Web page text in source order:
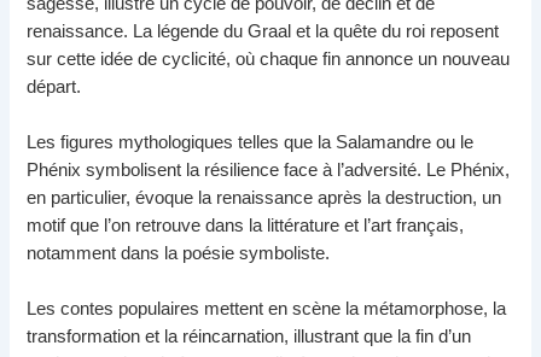
renaissance. La légende du Graal et la quête du roi reposent
sur cette idée de cyclicité, où chaque fin annonce un nouveau
départ.
Les figures mythologiques telles que la Salamandre ou le
Phénix symbolisent la résilience face à l’adversité. Le Phénix,
en particulier, évoque la renaissance après la destruction, un
motif que l’on retrouve dans la littérature et l’art français,
notamment dans la poésie symboliste.
Les contes populaires mettent en scène la métamorphose, la
transformation et la réincarnation, illustrant que la fin d’un